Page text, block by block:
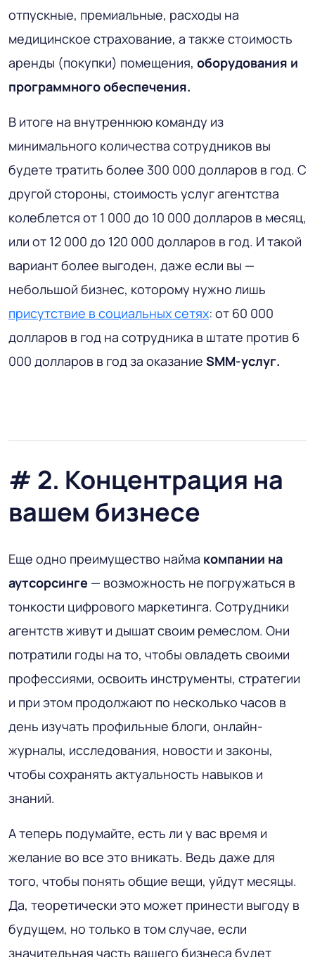
отпускные, премиальные, расходы на
медицинское страхование, а также стоимость
аренды (покупки) помещения, оборудования и
программного обеспечения.
В итоге на внутреннюю команду из
минимального количества сотрудников вы
будете тратить более 300 000 долларов в год. С
другой стороны, стоимость услуг агентства
колеблется от 1 000 до 10 000 долларов в месяц,
или от 12 000 до 120 000 долларов в год. И такой
вариант более выгоден, даже если вы —
небольшой бизнес, которому нужно лишь
присутствие в социальных сетях: от 60 000
долларов в год на сотрудника в штате против 6
000 долларов в год за оказание SMM-услуг.
# 2. Концентрация на
вашем бизнесе
Еще одно преимущество найма компании на
аутсорсинге — возможность не погружаться в
тонкости цифрового маркетинга. Сотрудники
агентств живут и дышат своим ремеслом. Они
потратили годы на то, чтобы овладеть своими
профессиями, освоить инструменты, стратегии
и при этом продолжают по несколько часов в
день изучать профильные блоги, онлайн-
журналы, исследования, новости и законы,
чтобы сохранять актуальность навыков и
знаний.
А теперь подумайте, есть ли у вас время и
желание во все это вникать. Ведь даже для
того, чтобы понять общие вещи, уйдут месяцы.
Да, теоретически это может принести выгоду в
будущем, но только в том случае, если
значительная часть вашего бизнеса будет